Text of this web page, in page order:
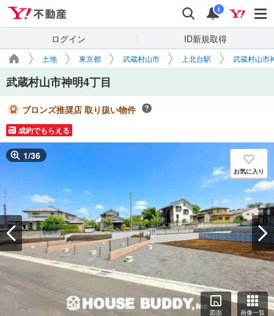
検索 通知
i
ログイン ID新規取得
土地 東京都 武蔵村山市 上北台駅 武蔵村山市
武蔵村山市神明4丁目
ブロンズ推奨店 取り扱い物件
成約でもらえる
1/36
お気に入り
図面 画像一覧